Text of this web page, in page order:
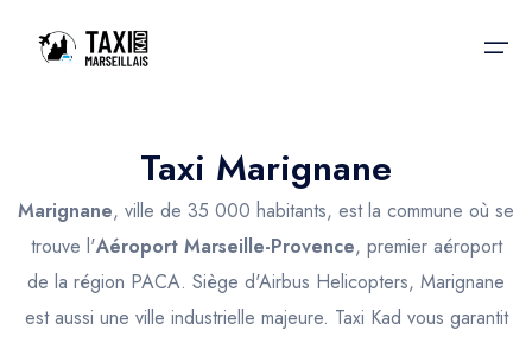
Nos services
Nos services
Taxis Aéroport
Taxis aéroport
Taxi Marignane
Marignane, ville de 35 000 habitants, est la commune où se
trouve l'Aéroport Marseille-Provence, premier aéroport
de la région PACA. Siège d'Airbus Helicopters, Marignane
est aussi une ville industrielle majeure. Taxi Kad vous garantit